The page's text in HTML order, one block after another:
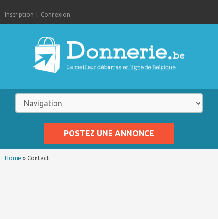
Inscription Connexion
POSTEZ UNE ANNONCE
Home » Contact